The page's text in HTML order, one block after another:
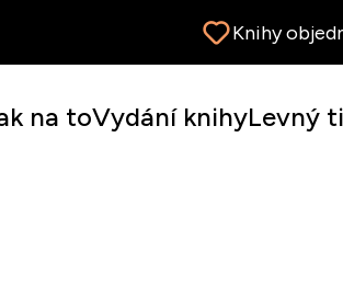
Knihy
na toVydání knihyLevný